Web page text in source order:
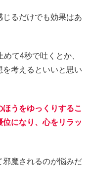
るだけでも効果はあ
て4秒で吐くとか、
考えるといいと思い
うをゆっくりするこ
になり、心をリラッ
魔されるのが悩みだ